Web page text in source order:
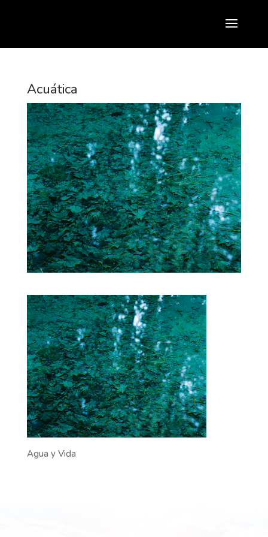
Acuática
Agua y Vida